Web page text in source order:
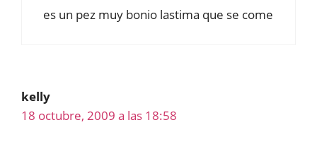
es un pez muy bonio lastima que se come
kelly
18 octubre, 2009 a las 18:58